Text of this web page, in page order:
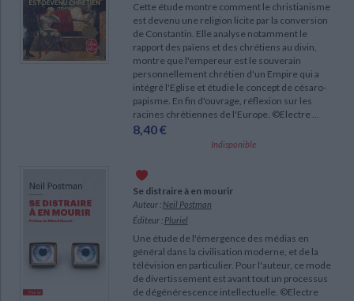
Cette étude montre comment le christianisme
est devenu une religion licite par la conversion
de Constantin. Elle analyse notamment le
rapport des païens et des chrétiens au divin,
montre que l'empereur est le souverain
personnellement chrétien d'un Empire qui a
intégré l'Eglise et étudie le concept de césaro-
papisme. En fin d'ouvrage, réflexion sur les
racines chrétiennes de l'Europe. ©Electre ...
8,40 €
Indisponible
Se distraire à en mourir
Auteur : Neil Postman
Éditeur : Pluriel
Une étude de l'émergence des médias en
général dans la civilisation moderne, et de la
télévision en particulier. Pour l'auteur, ce mode
de divertissement est avant tout un processus
de dégénérescence intellectuelle. ©Electre